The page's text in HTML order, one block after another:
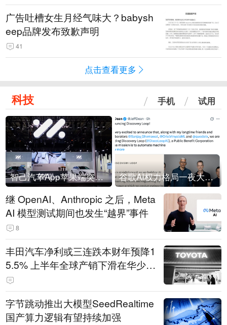
广告吐槽女生月经气味大？babysh
eep品牌发布致歉声明
41
点击查看更多
科技 手机 试用
智己汽车App苹果端突然“下架” 谷歌AI权力格局一夜大洗牌
继 OpenAI、Anthropic 之后，Meta
AI 模型测试期间也发生“越界”事件
8
丰田汽车净利或三连跌本财年预降1
5.5% 上半年全球产销下滑在华少卖
14.3万辆
字节跳动推出大模型SeedRealtime
国产算力逻辑有望持续加强